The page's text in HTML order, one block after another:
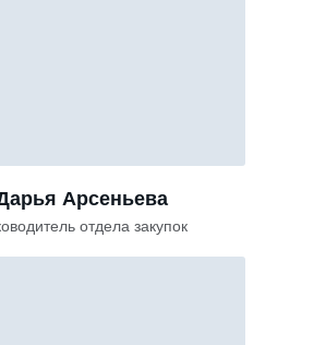
Арсеньева
отдела закупок